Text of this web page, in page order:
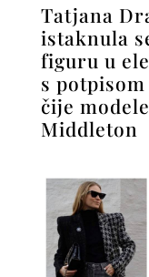
Tatjana
istaknula
figuru u
s
čije
Middleton